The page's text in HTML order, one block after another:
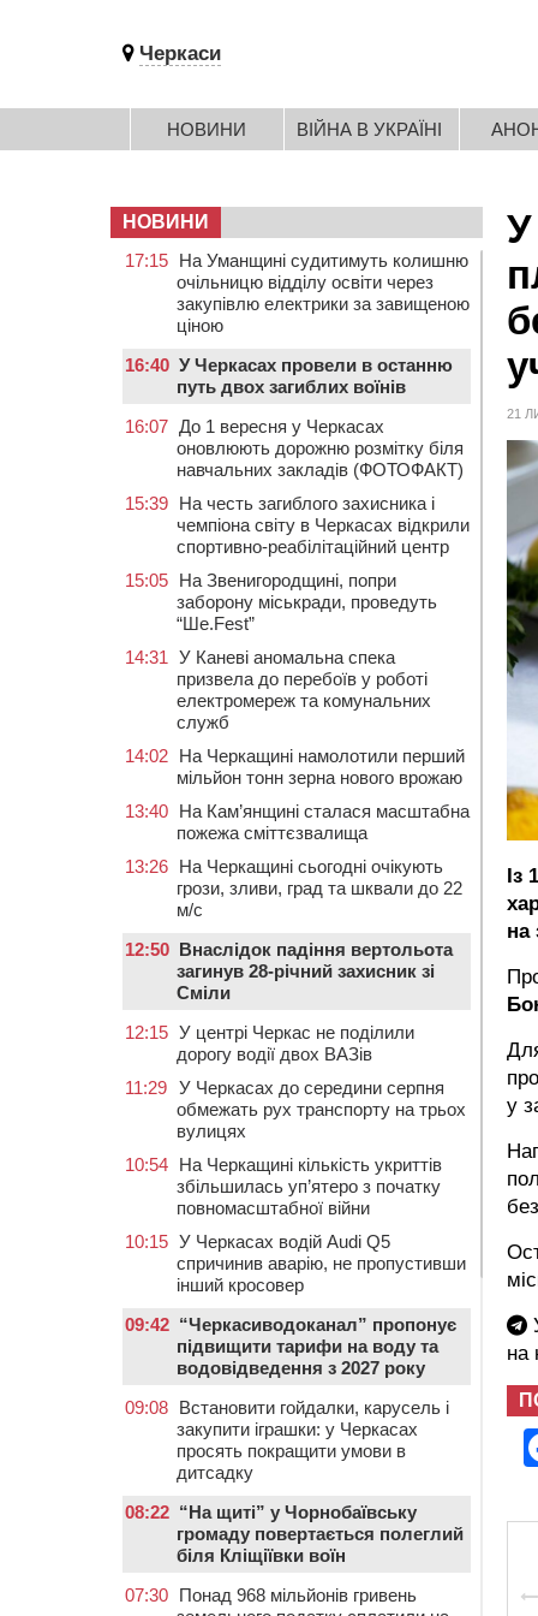
Черкаси
НОВИНИ ВІЙНА В УКРАЇНІ
У
21
на
у
на
НОВИНИ
17:15 На Уманщині судитимуть колишню
очільницю відділу освіти через
закупівлю електрики за завищеною
ціною
16:40 У Черкасах провели в останню
путь двох загиблих воїнів
16:07 До 1 вересня у Черкасах
оновлюють дорожню розмітку біля
навчальних закладів (ФОТОФАКТ)
15:39 На честь загиблого захисника і
чемпіона світу в Черкасах відкрили
спортивно-реабілітаційний центр
15:05 На Звенигородщині, попри
заборону міськради, проведуть
“Ше.Fest”
14:31 У Каневі аномальна спека
призвела до перебоїв у роботі
електромереж та комунальних
служб
14:02 На Черкащині намолотили перший
мільйон тонн зерна нового врожаю
13:40 На Кам’янщині сталася масштабна
пожежа сміттєзвалища
13:26 На Черкащині сьогодні очікують
грози, зливи, град та шквали до 22
м/с
12:50 Внаслідок падіння вертольота
загинув 28-річний захисник зі
Сміли
12:15 У центрі Черкас не поділили
дорогу водії двох ВАЗів
11:29 У Черкасах до середини серпня
обмежать рух транспорту на трьох
вулицях
10:54 На Черкащині кількість укриттів
збільшилась уп’ятеро з початку
повномасштабної війни
10:15 У Черкасах водій Audi Q5
спричинив аварію, не пропустивши
інший кросовер
09:42 “Черкасиводоканал” пропонує
підвищити тарифи на воду та
водовідведення з 2027 року
09:08 Встановити гойдалки, карусель і
закупити іграшки: у Черкасах
просять покращити умови в
дитсадку
08:22 “На щиті” у Чорнобаївську
громаду повертається полеглий
біля Кліщіївки воїн
07:30 Понад 968 мільйонів гривень